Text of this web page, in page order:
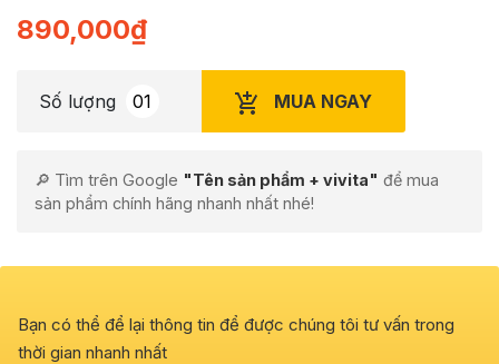
890,000₫
Số lượng MUA NGAY
🔎 Tìm trên Google "Tên sản phẩm + vivita" để mua
sản phẩm chính hãng nhanh nhất nhé!
Bạn có thể để lại thông tin để được chúng tôi tư vấn trong
thời gian nhanh nhất